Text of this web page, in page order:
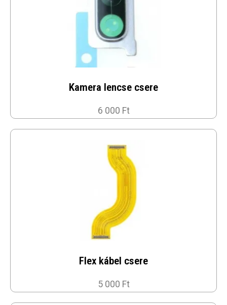
Kamera lencse csere
6 000 Ft
Flex kábel csere
5 000 Ft